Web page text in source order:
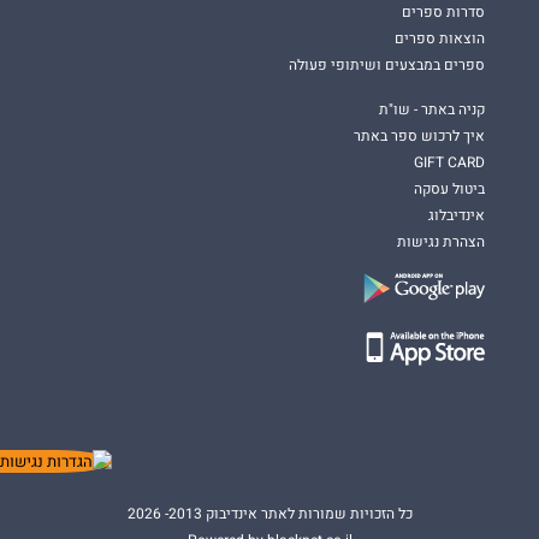
סדרות ספרים
הוצאות ספרים
ספרים במבצעים ושיתופי פעולה
קניה באתר - שו"ת
איך לרכוש ספר באתר
GIFT CARD
ביטול עסקה
אינדיבלוג
הצהרת נגישות
כל הזכויות שמורות לאתר אינדיבוק 2013- 2026